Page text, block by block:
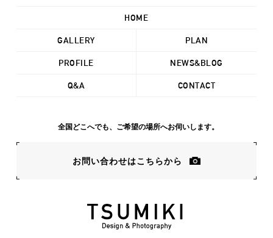
HOME
GALLERY PLAN
PROFILE NEWS&BLOG
Q&A CONTACT
全国どこへでも、ご希望の場所へお伺いします。
お問い合わせはこちらから